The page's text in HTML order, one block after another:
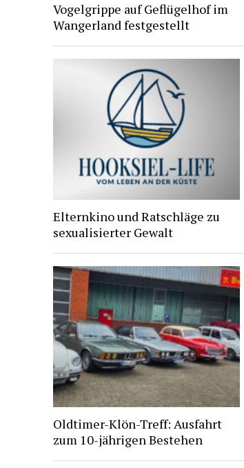
Vogelgrippe auf Geflügelhof im
Wangerland festgestellt
Elternkino und Ratschläge zu
sexualisierter Gewalt
Oldtimer-Klön-Treff: Ausfahrt
zum 10-jährigen Bestehen